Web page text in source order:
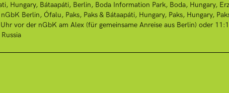
Hungary Bátaapáti Berlin Boda Information Park, Boda, Hungary
nGbK Berlin Ófalu Paks Paks & Bátaapáti, Hungary Paks, Hungary
vor der nGbK am Alex (für gemeinsame Anreise aus Berlin) oder